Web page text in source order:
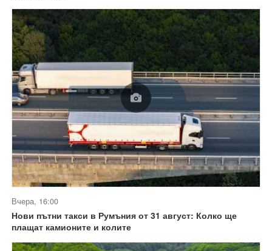
Вчера, 16:00
Нови пътни такси в Румъния от 31 август: Колко ще
плащат камионите и колите